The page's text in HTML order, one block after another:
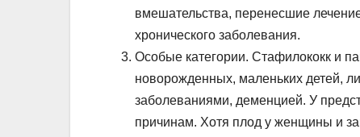
вмешательства, перенесшие
хронического заболевания.
Особые категории. Стафилококк и
новорожденных, маленьких детей,
заболеваниями, деменцией. У
причинам. Хотя плод у женщины и